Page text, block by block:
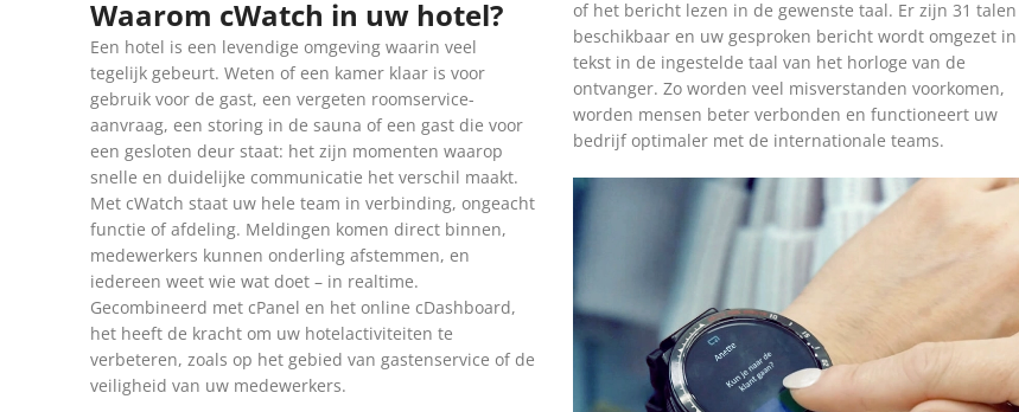
Waarom cWatch in uw hotel?
Een hotel is een levendige omgeving waarin veel
tegelijk gebeurt. Weten of een kamer klaar is voor
gebruik voor de gast, een vergeten roomservice-
aanvraag, een storing in de sauna of een gast die voor
een gesloten deur staat: het zijn momenten waarop
snelle en duidelijke communicatie het verschil maakt.
Met cWatch staat uw hele team in verbinding, ongeacht
functie of afdeling. Meldingen komen direct binnen,
medewerkers kunnen onderling afstemmen, en
iedereen weet wie wat doet – in realtime.
Gecombineerd met cPanel en het online cDashboard,
het heeft de kracht om uw hotelactiviteiten te
verbeteren, zoals op het gebied van gastenservice of de
veiligheid van uw medewerkers.
of het bericht lezen in de gewenste taal. Er zijn 31 talen
beschikbaar en uw gesproken bericht wordt omgezet in
tekst in de ingestelde taal van het horloge van de
ontvanger. Zo worden veel misverstanden voorkomen,
worden mensen beter verbonden en functioneert uw
bedrijf optimaler met de internationale teams.